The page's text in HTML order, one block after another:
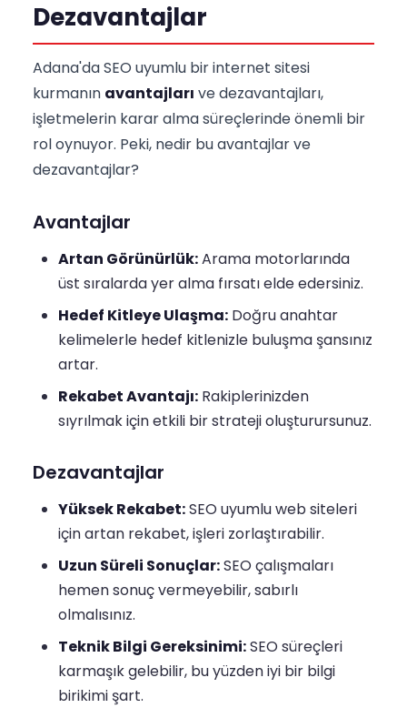
Dezavantajlar
Adana'da SEO uyumlu bir internet sitesi
kurmanın avantajları ve dezavantajları,
işletmelerin karar alma süreçlerinde önemli bir
rol oynuyor. Peki, nedir bu avantajlar ve
dezavantajlar?
Avantajlar
Artan Görünürlük:Arama motorlarında
üst sıralarda yer alma fırsatı elde edersiniz.
Hedef Kitleye Ulaşma: Doğru anahtar
kelimelerle hedef kitlenizle buluşma şansınız
artar.
Rekabet Avantajı: Rakiplerinizden
sıyrılmak için etkili bir strateji oluşturursunuz.
Dezavantajlar
Yüksek Rekabet:SEO uyumlu web siteleri
için artan rekabet, işleri zorlaştırabilir.
Uzun Süreli Sonuçlar:SEO çalışmaları
hemen sonuç vermeyebilir, sabırlı
olmalısınız.
Teknik Bilgi Gereksinimi:SEO süreçleri
karmaşık gelebilir, bu yüzden iyi bir bilgi
birikimi şart.